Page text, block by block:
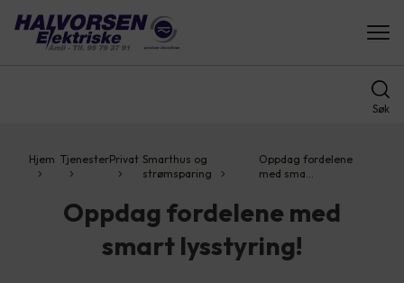
Søk
Hjem TjenesterPrivat Smarthus og
strømsparing
Oppdag fordelene
med sma…
Oppdag fordelene med
smart lysstyring!